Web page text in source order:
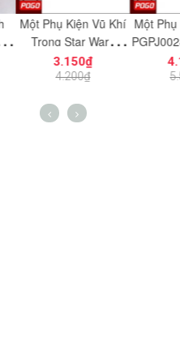
Vũ Khí
Wars
NO.1198 -
MOC
Một Phụ Kiện Vũ Khí
PGPJ0028 - NO.1203
- Phụ Kiện MOC